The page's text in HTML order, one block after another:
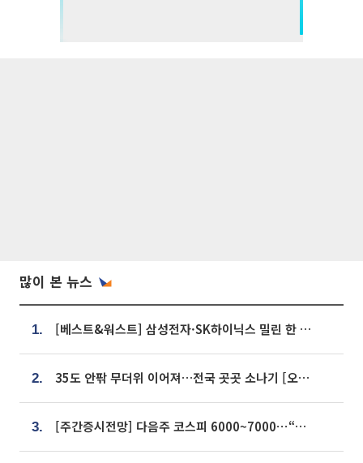
많이 본 뉴스
1. [베스트&워스트] 삼성전자·SK하이닉스 밀린 한 주…상상인증권은 85% 급등
2. 35도 안팎 무더위 이어져…전국 곳곳 소나기 [오늘 날씨]
3. [주간증시전망] 다음주 코스피 6000~7000⋯“外人 수급은 정책이 변수”